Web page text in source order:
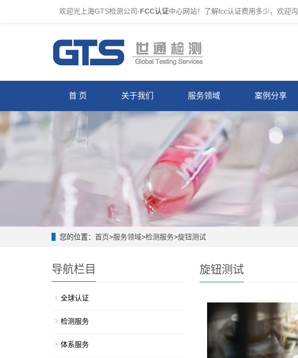
欢迎光上海GTS检测公司-FCC认证中心网站！了解fcc认证费用多少，欢迎沟
首 页 关于我们 服务领域 案例分享
您的位置： 首页>服务领域>检测服务>旋钮测试
旋钮测试
导航栏目
全球认证
检测服务
体系服务